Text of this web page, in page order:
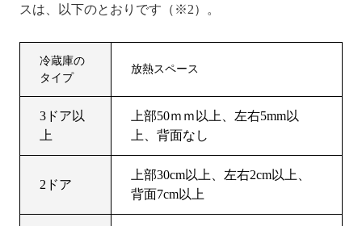
スは、以下のとおりです（※2）。
冷蔵庫の
タイプ
放熱スペース
3ドア以
上
上部50ｍｍ以上、左右5mm以
上、背面なし
2ドア
上部30cm以上、左右2cm以上、
背面7cm以上